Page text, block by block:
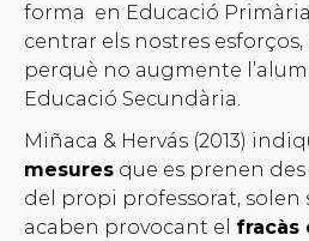
forma en Educació
centrar els nostres
perquè no augmente
Educació Secundària.
Miñaca & Hervás (2013)
mesuresque es prenen des
del propi professorat, solen
acaben provocant el fracàs